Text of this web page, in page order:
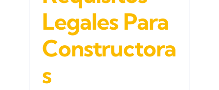
Legales Para
Constructora
S